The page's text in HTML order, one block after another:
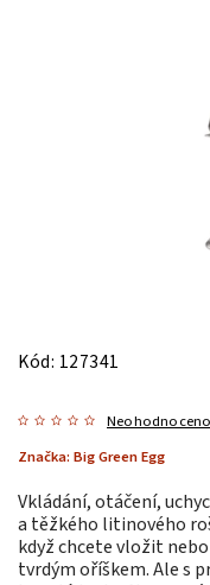
Kód: 127341
Neohodnoceno
Značka: Big Green Egg
Vkládání, otáčení,
a těžkého litinového
když chcete vložit
tvrdým oříškem. Ale s